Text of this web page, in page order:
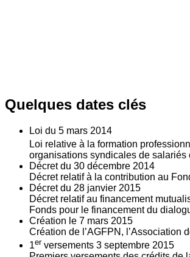
Quelques dates clés
Loi du 5 mars 2014
Loi relative à la formation
organisations syndicales de salariés
Décret du 30 décembre 2014
Décret relatif à la contribution au
Décret du 28 janvier 2015
Décret relatif au financement
Fonds pour le financement du
Création le 7 mars 2015
Création de l’AGFPN, l’Association
1er versements 3 septembre 2015